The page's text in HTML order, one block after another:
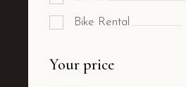
Bike Rental
Your price